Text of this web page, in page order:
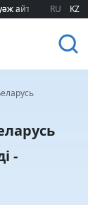
айтады?
айтады? RU KZ
-